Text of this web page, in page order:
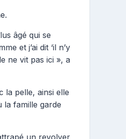
âgé qui se
et j’ai dit ‘il n’y
ne vit pas ici », a
la pelle, ainsi elle
la famille garde
un revolver